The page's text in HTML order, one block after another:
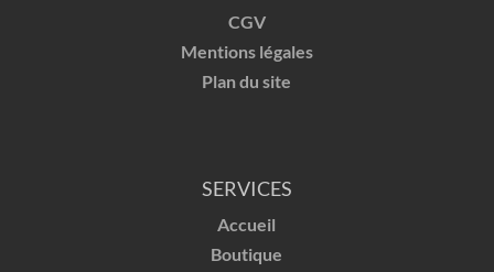
CGV
Mentions légales
Plan du site
SERVICES
Accueil
Boutique